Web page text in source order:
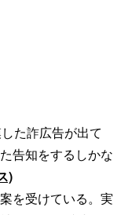
た詐広告が出て
告知をするしかな
)
を受けている。実